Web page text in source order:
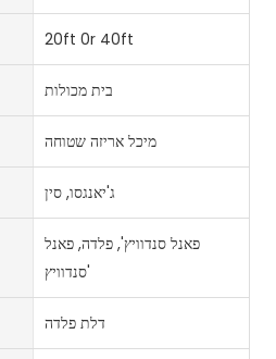
20ft 0r 40ft
בית מכולות
מיכל אריזה שטוחה
ג'יאנגסו, סין
פאנל סנדוויץ', פלדה, פאנל
סנדוויץ'
דלת פלדה